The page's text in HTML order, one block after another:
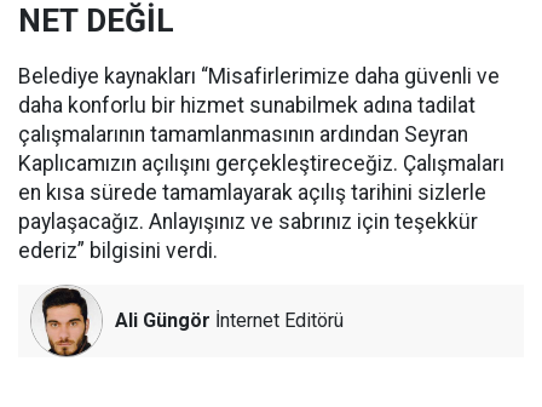
NET DEĞİL
Belediye kaynakları “Misafirlerimize daha güvenli ve
daha konforlu bir hizmet sunabilmek adına tadilat
çalışmalarının tamamlanmasının ardından Seyran
Kaplıcamızın açılışını gerçekleştireceğiz. Çalışmaları
en kısa sürede tamamlayarak açılış tarihini sizlerle
paylaşacağız. Anlayışınız ve sabrınız için teşekkür
ederiz” bilgisini verdi.
Ali Güngör İnternet Editörü